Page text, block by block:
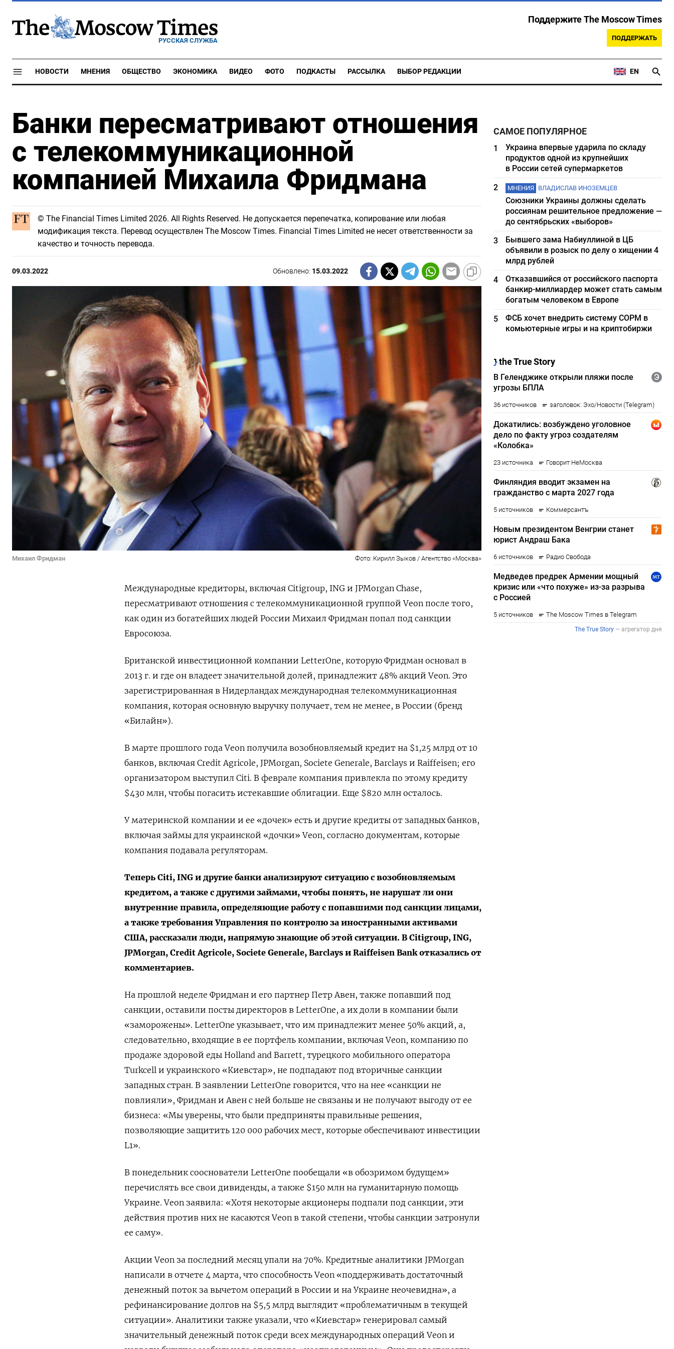
РУССКАЯ СЛУЖБА
Поддержите The Moscow Times
ПОДДЕРЖАТЬ
НОВОСТИ МНЕНИЯ ОБЩЕСТВО ЭКОНОМИКА ВИДЕО ФОТО ПОДКАСТЫ РАССЫЛКА ВЫБОР РЕДАКЦИИ EN
Банки пересматривают отношения
с телекоммуникационной
компанией Михаила Фридмана
© The Financial Times Limited 2026. All Rights Reserved. Не допускается перепечатка, копирование или любая
модификация текста. Перевод осуществлен The Moscow Times. Financial Times Limited не несет ответственности за
качество и точность перевода.
09.03.2022 Обновлено: 15.03.2022
Михаил Фридман Фото: Кирилл Зыков / Агентство «Москва»
Международные кредиторы, включая Citigroup, ING и JPMorgan Chase,
пересматривают отношения с телекоммуникационной группой Veon после того,
как один из богатейших людей России Михаил Фридман попал под санкции
Евросоюза.
Британской инвестиционной компании LetterOne, которую Фридман основал в
2013 г. и где он владеет значительной долей, принадлежит 48% акций Veon. Это
зарегистрированная в Нидерландах международная телекоммуникационная
компания, которая основную выручку получает, тем не менее, в России (бренд
«Билайн»).
В марте прошлого года Veon получила возобновляемый кредит на $1,25 млрд от 10
банков, включая Credit Agricole, JPMorgan, Societe Generale, Barclays и Raiffeisen; его
организатором выступил Citi. В феврале компания привлекла по этому кредиту
$430 млн, чтобы погасить истекавшие облигации. Еще $820 млн осталось.
У материнской компании и ее «дочек» есть и другие кредиты от западных банков,
включая займы для украинской «дочки» Veon, согласно документам, которые
компания подавала регуляторам.
Теперь Citi, ING и другие банки анализируют ситуацию с возобновляемым
кредитом, а также с другими займами, чтобы понять, не нарушат ли они
внутренние правила, определяющие работу с попавшими под санкции лицами,
а также требования Управления по контролю за иностранными активами
США, рассказали люди, напрямую знающие об этой ситуации. В Citigroup, ING,
JPMorgan, Credit Agricole, Societe Generale, Barclays и Raiffeisen Bank отказались от
комментариев.
На прошлой неделе Фридман и его партнер Петр Авен, также попавший под
санкции, оставили посты директоров в LetterOne, а их доли в компании были
«заморожены». LetterOne указывает, что им принадлежит менее 50% акций, а,
следовательно, входящие в ее портфель компании, включая Veon, компанию по
продаже здоровой еды Holland and Barrett, турецкого мобильного оператора
Turkcell и украинского «Киевстар», не подпадают под вторичные санкции
западных стран. В заявлении LetterOne говорится, что на нее «санкции не
повлияли», Фридман и Авен с ней больше не связаны и не получают выгоду от ее
бизнеса: «Мы уверены, что были предприняты правильные решения,
позволяющие защитить 120 000 рабочих мест, которые обеспечивают инвестиции
L1».
В понедельник сооснователи LetterOne пообещали «в обозримом будущем»
перечислять все свои дивиденды, а также $150 млн на гуманитарную помощь
Украине. Veon заявила: «Хотя некоторые акционеры подпали под санкции, эти
действия против них не касаются Veon в такой степени, чтобы санкции затронули
ее саму».
Акции Veon за последний месяц упали на 70%. Кредитные аналитики JPMorgan
написали в отчете 4 марта, что способность Veon «поддерживать достаточный
денежный поток за вычетом операций в России и на Украине неочевидна», а
рефинансирование долгов на $5,5 млрд выглядит «проблематичным в текущей
ситуации». Аналитики также указали, что «Киевстар» генерировал самый
значительный денежный поток среди всех международных операций Veon и
САМОЕ ПОПУЛЯРНОЕ
1
Украина впервые ударила по складу
продуктов одной из крупнейших
в России сетей супермаркетов
2
МНЕНИЯ ВЛАДИСЛАВ ИНОЗЕМЦЕВ
Союзники Украины должны сделать
россиянам решительное предложение —
до сентябрьских «выборов»
3
Бывшего зама Набиуллиной в ЦБ
объявили в розыск по делу о хищении 4
млрд рублей
4
Отказавшийся от российского паспорта
банкир-миллиардер может стать самым
богатым человеком в Европе
5
ФСБ хочет внедрить систему СОРМ в
комьютерные игры и на криптобиржи